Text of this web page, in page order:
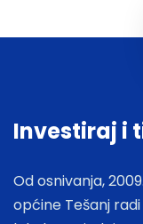
Investiraj i
Od osnivanja,
općine Tešanj